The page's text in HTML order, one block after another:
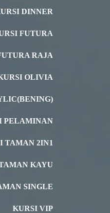
DINNER
FUTURA
RAJA
OLIVIA
PELAMINAN
TAMAN 2IN1
KAYU
SINGLE
KURSI VIP